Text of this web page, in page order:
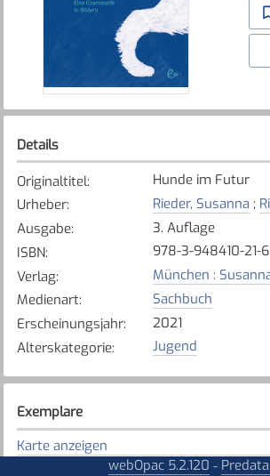
Details
Originaltitel:
Hunde im Futur
Urheber: Rieder, Susanna ;
Ausgabe:
3. Auflage
ISBN:
978-3-948410-21-6
Verlag:
München :
Medienart:
Sachbuch
Erscheinungsjahr:
2021
Alterskategorie: Jugend
Exemplare
Karte anzeigen
webOpac 5.2.120 -